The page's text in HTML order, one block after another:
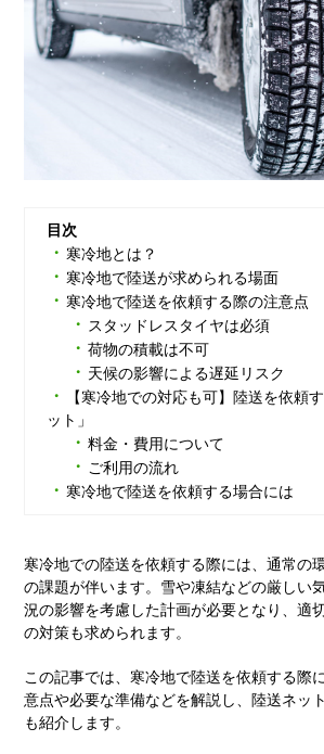
目次
寒冷地とは？
寒冷地で陸送が求められる場面
寒冷地で陸送を依頼する際の注意点
スタッドレスタイヤは必須
荷物の積載は不可
天候の影響による遅延リスク
【寒冷地での対応も可】陸送を依頼
ット」
料金・費用について
ご利用の流れ
寒冷地で陸送を依頼する場合には
寒冷地での陸送を依頼する際には、通常の
の課題が伴います。雪や凍結などの厳しい
況の影響を考慮した計画が必要となり、適
の対策も求められます。
この記事では、寒冷地で陸送を依頼する際
意点や必要な準備などを解説し、陸送ネッ
も紹介します。